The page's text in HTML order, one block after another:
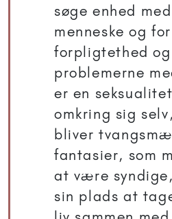
søge enhed
menneske og
forpligtethed
problemerne
er en
omkring sig
bliver
fantasier, som
at være
sin plads at